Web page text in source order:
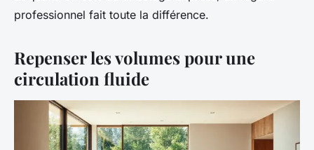
professionnel fait toute la différence.
Repenser les volumes pour une
circulation fluide